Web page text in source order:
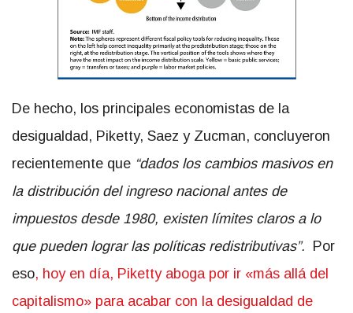
De hecho, los principales economistas de la
desigualdad, Piketty, Saez y Zucman, concluyeron
recientemente que “dados los cambios masivos en
la distribución del ingreso nacional antes de
impuestos desde 1980, existen límites claros a lo
que pueden lograr las políticas redistributivas”. Por
eso, hoy en día, Piketty aboga por ir «más allá del
capitalismo» para acabar con la desigualdad de